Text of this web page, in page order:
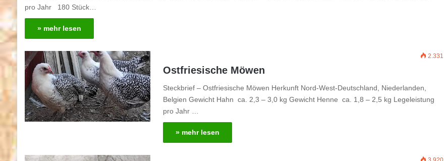
pro Jahr 180 Stück…
» mehr lesen
2.331
Ostfriesische Möwen
Steckbrief – Ostfriesische Möwen Herkunft Nord-West-Deutschland, Niederlanden,
Belgien Gewicht Hahn ca. 2,3 – 3,0 kg Gewicht Henne ca. 1,8 – 2,5 kg Legeleistung
pro Jahr …
» mehr lesen